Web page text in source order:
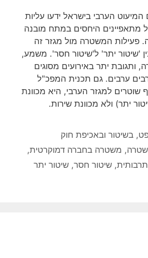
הערבי בישראל ידעו עליות
מתאפיינים היחסים במתח מובנה
פעילות המשטרה מול מגזר זה
'שיטור יתר' ל'שיטור חסר'. משמע,
ותגובת יתר באירועים מסוגים
ערבים. גם תכנית המפכ"ל
שוטרים למגזר הערבי, היא מכוונת
יתר) ולא מכוונת שירות.
בשיטור ובאכיפת חוק
, משטרה בחברה דמוקרטית,
, שיטור חסר, שיטור יתר